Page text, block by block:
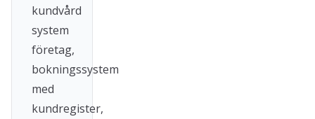
kundvård
system
företag,
bokningssystem
med
kundregister,